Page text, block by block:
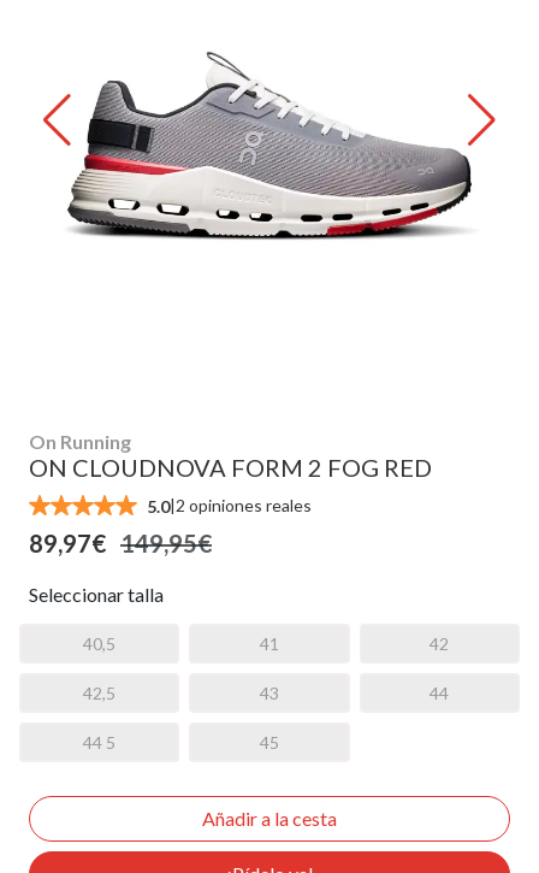
On Running
ON CLOUDNOVA FORM 2 FOG RED
5.0|2 opiniones reales
89,97€ 149,95€
Seleccionar talla
40,5 41 42
42,5 43 44
44 5 45